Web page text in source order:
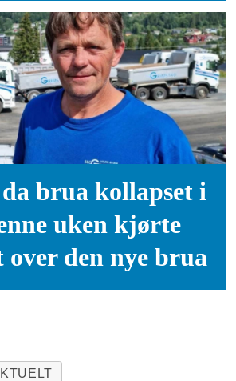
brua kollapset i
uken kjørte
over den nye brua